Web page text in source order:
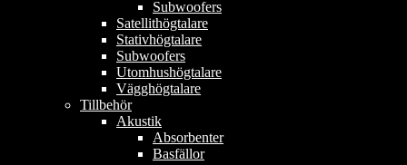
Subwoofers
Satellithögtalare
Stativhögtalare
Subwoofers
Utomhushögtalare
Vägghögtalare
Tillbehör
Akustik
Absorbenter
Basfällor